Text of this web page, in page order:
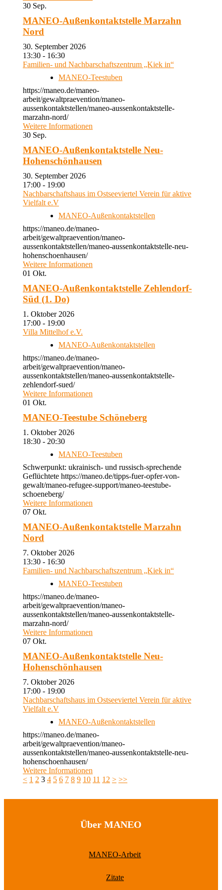
30 Sep.
MANEO-Außenkontaktstelle Marzahn
Nord
30. September 2026
13:30 - 16:30
Familien- und Nachbarschaftszentrum „Kiek in“
MANEO-Teestuben
https://maneo.de/maneo-
arbeit/gewaltpraevention/maneo-
aussenkontaktstellen/maneo-aussenkontaktstelle-
marzahn-nord/
Weitere Informationen
30 Sep.
MANEO-Außenkontaktstelle Neu-
Hohenschönhausen
30. September 2026
17:00 - 19:00
Nachbarschaftshaus im Ostseeviertel Verein für aktive
Vielfalt e.V
MANEO-Außenkontaktstellen
https://maneo.de/maneo-
arbeit/gewaltpraevention/maneo-
aussenkontaktstellen/maneo-aussenkontaktstelle-neu-
hohenschoenhausen/
Weitere Informationen
01 Okt.
MANEO-Außenkontaktstelle Zehlendorf-
Süd (1. Do)
1. Oktober 2026
17:00 - 19:00
Villa Mittelhof e.V.
MANEO-Außenkontaktstellen
https://maneo.de/maneo-
arbeit/gewaltpraevention/maneo-
aussenkontaktstellen/maneo-aussenkontaktstelle-
zehlendorf-sued/
Weitere Informationen
01 Okt.
MANEO-Teestube Schöneberg
1. Oktober 2026
18:30 - 20:30
MANEO-Teestuben
Schwerpunkt: ukrainisch- und russisch-sprechende
Geflüchtete https://maneo.de/tipps-fuer-opfer-von-
gewalt/maneo-refugee-support/maneo-teestube-
schoeneberg/
Weitere Informationen
07 Okt.
MANEO-Außenkontaktstelle Marzahn
Nord
7. Oktober 2026
13:30 - 16:30
Familien- und Nachbarschaftszentrum „Kiek in“
MANEO-Teestuben
https://maneo.de/maneo-
arbeit/gewaltpraevention/maneo-
aussenkontaktstellen/maneo-aussenkontaktstelle-
marzahn-nord/
Weitere Informationen
07 Okt.
MANEO-Außenkontaktstelle Neu-
Hohenschönhausen
7. Oktober 2026
17:00 - 19:00
Nachbarschaftshaus im Ostseeviertel Verein für aktive
Vielfalt e.V
MANEO-Außenkontaktstellen
https://maneo.de/maneo-
arbeit/gewaltpraevention/maneo-
aussenkontaktstellen/maneo-aussenkontaktstelle-neu-
hohenschoenhausen/
Weitere Informationen
< 1 2 3 4 5 6 7 8 9 10 11 12 > >>
Über MANEO
MANEO-Arbeit
Zitate